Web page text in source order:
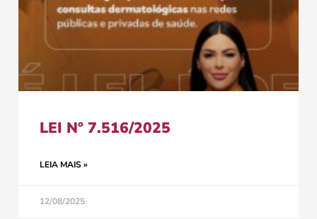
LEI Nº 7.516/2025
LEIA MAIS »
12/08/2025